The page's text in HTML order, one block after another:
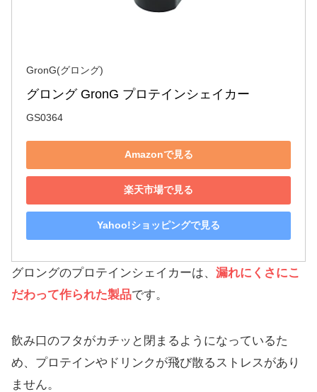
GronG(グロング)
グロング GronG プロテインシェイカー
GS0364
Amazonで見る
楽天市場で見る
Yahoo!ショッピングで見る
グロングのプロテインシェイカーは、 漏れにくさにこ
だわって作られた製品です。
飲み口のフタがカチッと閉まるようになっているた
め、プロテインやドリンクが飛び散るストレスがあり
ません。